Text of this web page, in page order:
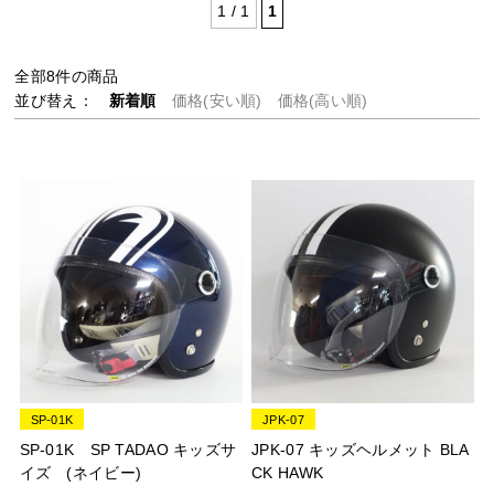
1 / 1 1
全部8件の商品
並び替え：
新着順 価格(安い順) 価格(高い順)
SP-01K
SP-01K SP TADAO キッズサ
イズ (ネイビー)
JPK-07
JPK-07 キッズヘルメット BLA
CK HAWK